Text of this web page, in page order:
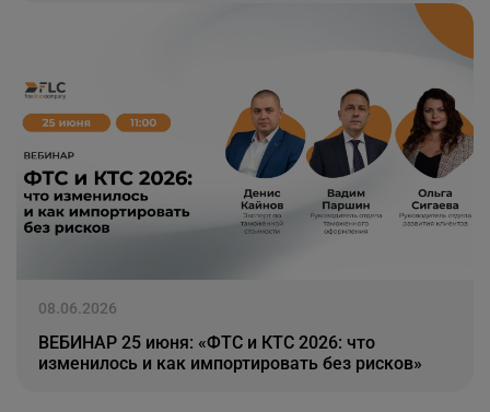
08.06.2026
ВЕБИНАР 25 июня: «ФТС и КТС 2026: что
изменилось и как импортировать без рисков»